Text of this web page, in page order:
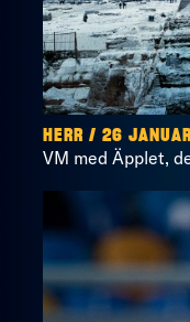
HERR / 26
VM med Äpplet,